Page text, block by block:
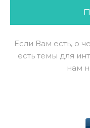
Если Вам есть, о
есть темы для
нам